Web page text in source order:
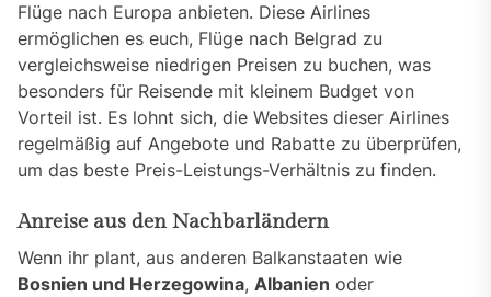
Flüge nach Europa anbieten. Diese Airlines
ermöglichen es euch, Flüge nach Belgrad zu
vergleichsweise niedrigen Preisen zu buchen, was
besonders für Reisende mit kleinem Budget von
Vorteil ist. Es lohnt sich, die Websites dieser Airlines
regelmäßig auf Angebote und Rabatte zu überprüfen,
um das beste Preis-Leistungs-Verhältnis zu finden.
Anreise aus den Nachbarländern
Wenn ihr plant, aus anderen Balkanstaaten wie
Bosnien und Herzegowina, Albanien oder